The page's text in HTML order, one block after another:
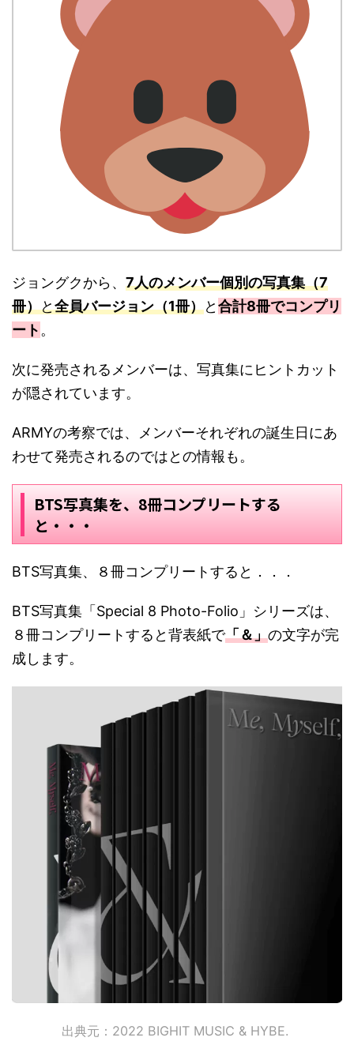
ジョングクから、 7人のメンバー個別の写真集（7
冊）と全員バージョン（1冊）と合計8冊でコンプリ
ート。
次に発売されるメンバーは、写真集にヒントカット
が隠されています。
ARMYの考察では、メンバーそれぞれの誕生日にあ
わせて発売されるのではとの情報も。
BTS写真集を、8冊コンプリートする
と・・・
BTS写真集、８冊コンプリートすると．．．
BTS写真集「Special 8 Photo-Folio」シリーズは、
８冊コンプリートすると背表紙で「＆」の文字が完
成します。
出典元：2022 BIGHIT MUSIC & HYBE.